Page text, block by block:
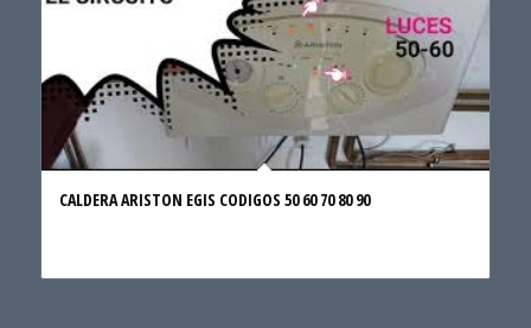
CALDERA ARISTON EGIS CODIGOS 50 60 70 80 90